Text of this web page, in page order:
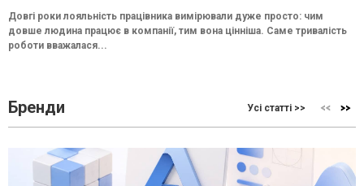
Довгі роки лояльність працівника вимірювали дуже просто: чим
довше людина працює в компанії, тим вона цінніша. Саме тривалість
роботи вважалася...
Бренди Усі статті >>